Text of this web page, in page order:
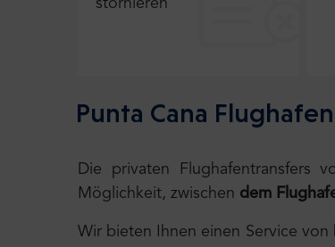
stornieren
Punta Cana
Die privaten Flughafentransfers
Möglichkeit, zwischen dem
Wir bieten Ihnen einen Service